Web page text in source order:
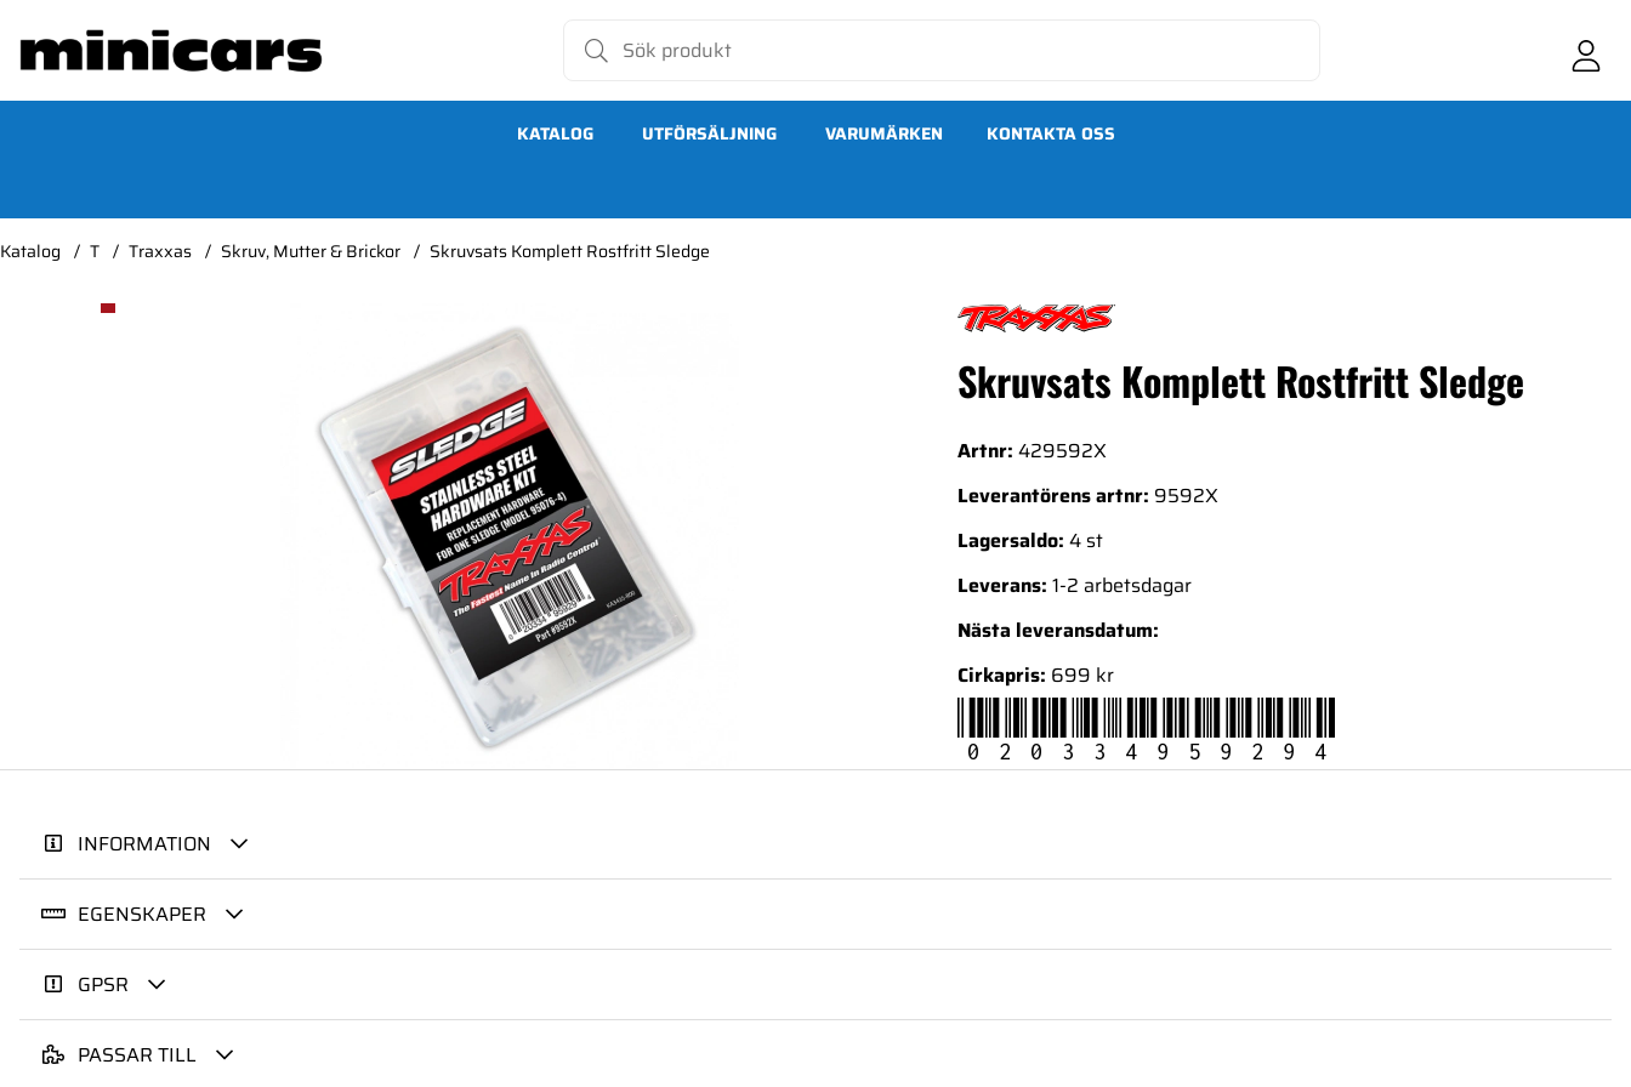
KATALOG UTFÖRSÄLJNING VARUMÄRKEN KONTAKTA OSS
Katalog T Traxxas Skruv, Mutter & Brickor Skruvsats Komplett Rostfritt Sledge
Produktbilder Skruvsats Komplett Rostfritt Sledge
Skruvsats Komplett Rostfritt Sledge
Artnr: 429592X
Leverantörens artnr: 9592X
Lagersaldo: 4 st
Leverans: 1-2 arbetsdagar
Nästa leveransdatum:
Cirkapris: 699 kr
020334959294
INFORMATION
EGENSKAPER
GPSR
PASSAR TILL